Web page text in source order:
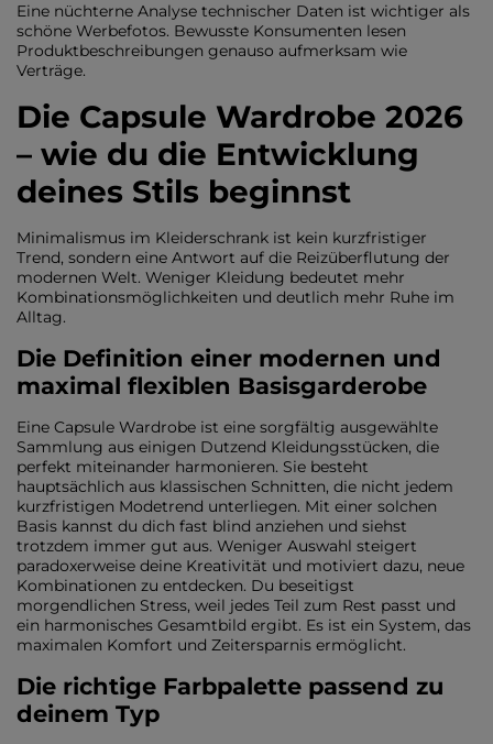
Eine nüchterne Analyse technischer Daten ist wichtiger als
schöne Werbefotos. Bewusste Konsumenten lesen
Produktbeschreibungen genauso aufmerksam wie
Verträge.
Die Capsule Wardrobe 2026
– wie du die Entwicklung
deines Stils beginnst
Minimalismus im Kleiderschrank ist kein kurzfristiger
Trend, sondern eine Antwort auf die Reizüberflutung der
modernen Welt. Weniger Kleidung bedeutet mehr
Kombinationsmöglichkeiten und deutlich mehr Ruhe im
Alltag.
Die Definition einer modernen und
maximal flexiblen Basisgarderobe
Eine Capsule Wardrobe ist eine sorgfältig ausgewählte
Sammlung aus einigen Dutzend Kleidungsstücken, die
perfekt miteinander harmonieren. Sie besteht
hauptsächlich aus klassischen Schnitten, die nicht jedem
kurzfristigen Modetrend unterliegen. Mit einer solchen
Basis kannst du dich fast blind anziehen und siehst
trotzdem immer gut aus. Weniger Auswahl steigert
paradoxerweise deine Kreativität und motiviert dazu, neue
Kombinationen zu entdecken. Du beseitigst
morgendlichen Stress, weil jedes Teil zum Rest passt und
ein harmonisches Gesamtbild ergibt. Es ist ein System, das
maximalen Komfort und Zeitersparnis ermöglicht.
Die richtige Farbpalette passend zu
deinem Typ